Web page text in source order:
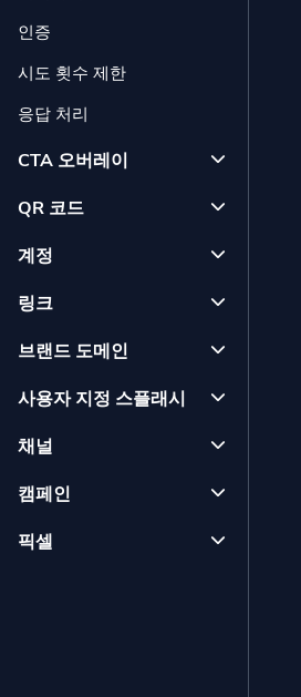
인증
시도 횟수 제한
응답 처리
CTA 오버레이
QR 코드
계정
링크
브랜드 도메인
사용자 지정 스플래시
채널
캠페인
픽셀